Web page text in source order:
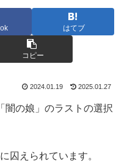
はてブ
コピー
2024.01.19 2025.01.27
闇の娘」のラストの選択
囚えられています。